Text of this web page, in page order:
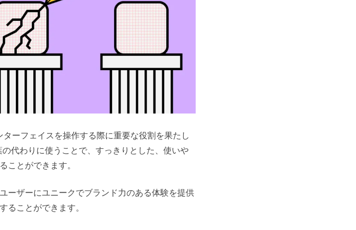
ーフェイスを操作する際に重要な役割を果たし
代わりに使うことで、すっきりとした、使いや
ことができます。
ーザーにユニークでブランド力のある体験を提供
ることができます。